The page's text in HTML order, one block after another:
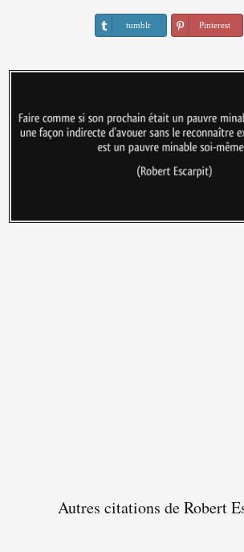
tumblr Pinterest
Autres citations de Robert